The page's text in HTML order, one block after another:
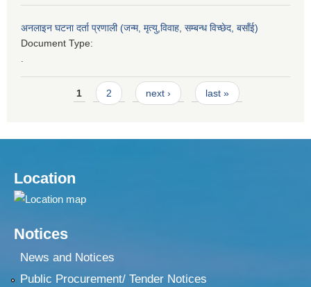
अनलाइन घटना दर्ता प्रणाली (जन्म, मृत्यु,विवाह, सम्बन्ध विच्छेद, बसाँई)
Document Type:
Pages1 2 next › last »
Location
Notices
News and Notices
Public Procurement/ Tender Notices